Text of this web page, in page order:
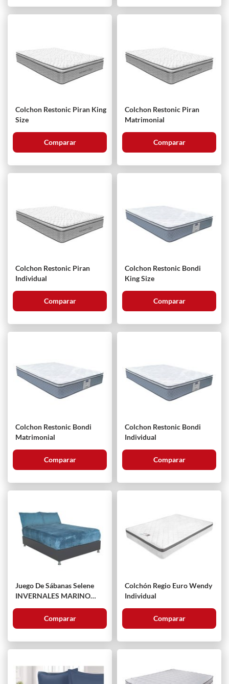
Colchon Restonic Piran King
Size
Comparar
Colchon Restonic Piran
Matrimonial
Comparar
Colchon Restonic Piran
Individual
Comparar
Colchon Restonic Bondi
King Size
Comparar
Colchon Restonic Bondi
Matrimonial
Comparar
Colchon Restonic Bondi
Individual
Comparar
Juego De Sábanas Selene
INVERNALES MARINO
Comparar
Colchón Regio Euro Wendy
Individual
Comparar